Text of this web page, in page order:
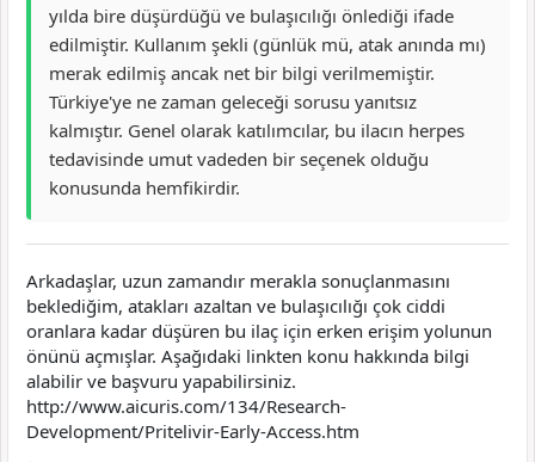
yılda bire düşürdüğü ve bulaşıcılığı önlediği ifade
edilmiştir. Kullanım şekli (günlük mü, atak anında mı)
merak edilmiş ancak net bir bilgi verilmemiştir.
Türkiye'ye ne zaman geleceği sorusu yanıtsız
kalmıştır. Genel olarak katılımcılar, bu ilacın herpes
tedavisinde umut vadeden bir seçenek olduğu
konusunda hemfikirdir.
Arkadaşlar, uzun zamandır merakla sonuçlanmasını
beklediğim, atakları azaltan ve bulaşıcılığı çok ciddi
oranlara kadar düşüren bu ilaç için erken erişim yolunun
önünü açmışlar. Aşağıdaki linkten konu hakkında bilgi
alabilir ve başvuru yapabilirsiniz.
http://www.aicuris.com/134/Research-
Development/Pritelivir-Early-Access.htm